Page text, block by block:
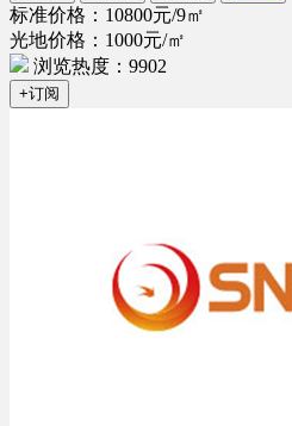
标准价格：10800元/9㎡
光地价格：1000元/㎡
浏览热度：9902
+订阅